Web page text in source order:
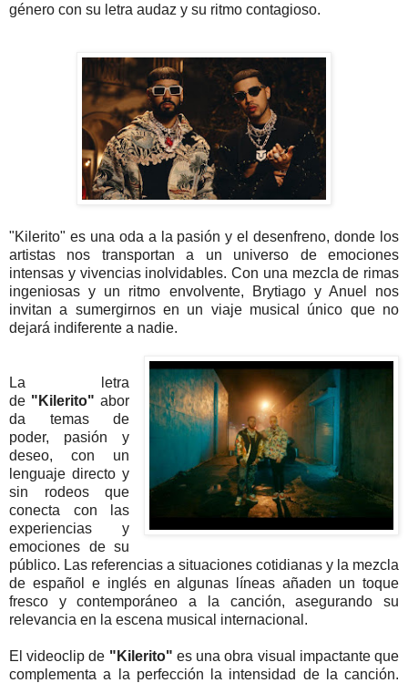
género con su letra audaz y su ritmo contagioso.
"Kilerito" es una oda a la pasión y el desenfreno, donde los
artistas nos transportan a un universo de emociones
intensas y vivencias inolvidables. Con una mezcla de rimas
ingeniosas y un ritmo envolvente, Brytiago y Anuel nos
invitan a sumergirnos en un viaje musical único que no
dejará indiferente a nadie.
La letra
de "Kilerito"abor
da temas de
poder, pasión y
deseo, con un
lenguaje directo y
sin rodeos que
conecta con las
experiencias y
emociones de su
público. Las referencias a situaciones cotidianas y la mezcla
de español e inglés en algunas líneas añaden un toque
fresco y contemporáneo a la canción, asegurando su
relevancia en la escena musical internacional.
El videoclip de "Kilerito" es una obra visual impactante que
complementa a la perfección la intensidad de la canción.